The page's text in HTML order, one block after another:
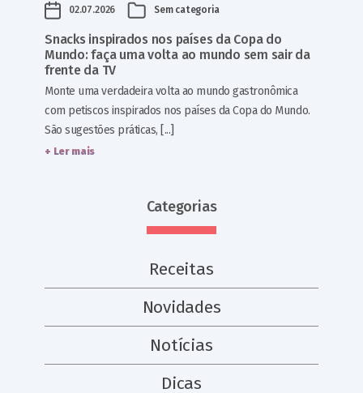
02.07.2026 Sem categoria
Snacks inspirados nos países da Copa do
Mundo: faça uma volta ao mundo sem sair da
frente da TV
Monte uma verdadeira volta ao mundo gastronômica
com petiscos inspirados nos países da Copa do Mundo.
São sugestões práticas, [...]
+ Ler mais
Categorias
Receitas
Novidades
Notícias
Dicas